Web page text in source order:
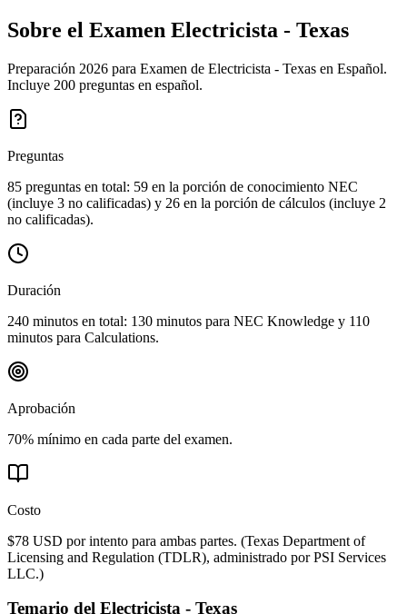
Sobre el Examen Electricista - Texas
Preparación 2026 para Examen de Electricista - Texas en Español.
Incluye 200 preguntas en español.
Preguntas
85 preguntas en total: 59 en la porción de conocimiento NEC
(incluye 3 no calificadas) y 26 en la porción de cálculos (incluye 2
no calificadas).
Duración
240 minutos en total: 130 minutos para NEC Knowledge y 110
minutos para Calculations.
Aprobación
70% mínimo en cada parte del examen.
Costo
$78 USD por intento para ambas partes. (Texas Department of
Licensing and Regulation (TDLR), administrado por PSI Services
LLC.)
Temario del Electricista - Texas